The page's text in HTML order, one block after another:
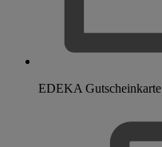
EDEKA Gutscheinkarte